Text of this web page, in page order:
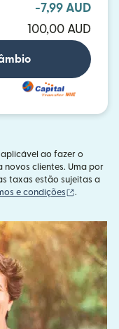
-7,99 AUD
100,00 AUD
ao fazer o
clientes. Uma por
taxas estão sujeitas a
e condições (abre em
.